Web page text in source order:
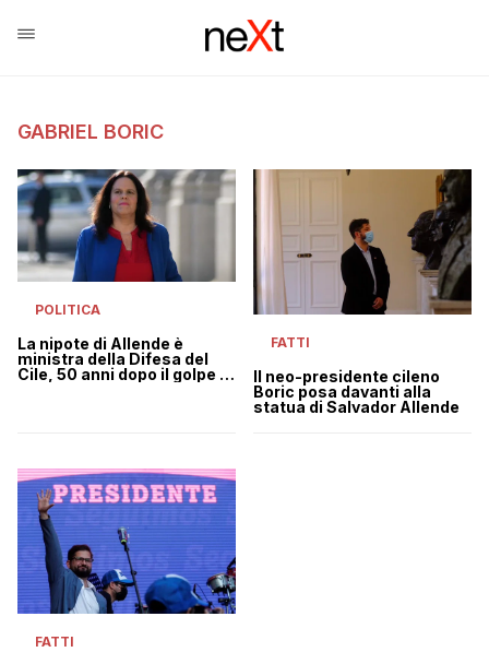
GABRIEL BORIC
POLITICA
La nipote di Allende è
ministra della Difesa del
Cile, 50 anni dopo il golpe di
FATTI
Il neo-presidente cileno
Boric posa davanti alla
statua di Salvador Allende
FATTI